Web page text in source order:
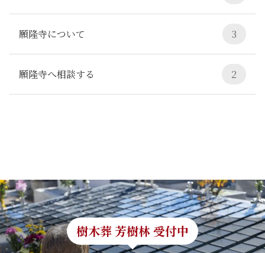
願隆寺について 3
願隆寺へ相談する 2
樹木葬 芳樹林 受付中